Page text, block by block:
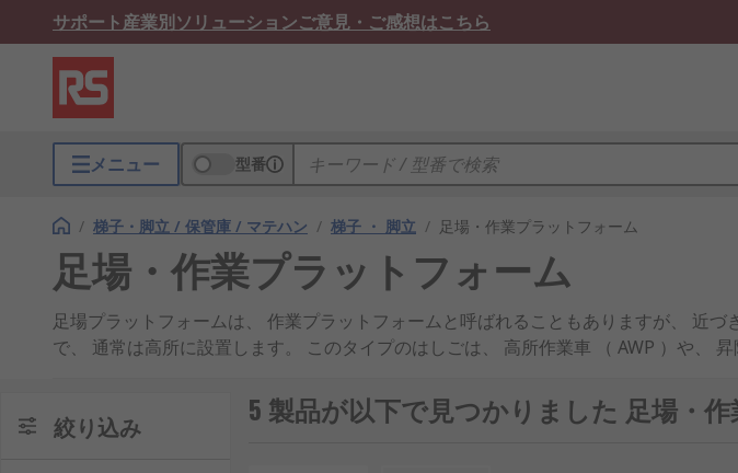
サポート産業別ソリューションご意見・ご感想はこちら
メニュー 型番
/ 梯子・脚立 / 保管庫 / マテハン / 梯子 ・ 脚立 / 足場・作業プラットフォーム
足場・作業プラットフォーム
足場プラットフォームは、 作業プラットフォームと呼ばれることもありますが、 近
で、 通常は高所に設置します。 このタイプのはしごは、 高所作業車 （ AWP ）や、
ドの革新的なプラットフォームまで揃っています。
特長と利点
絞り込み 5 製品が以下で見つかりました 足場・